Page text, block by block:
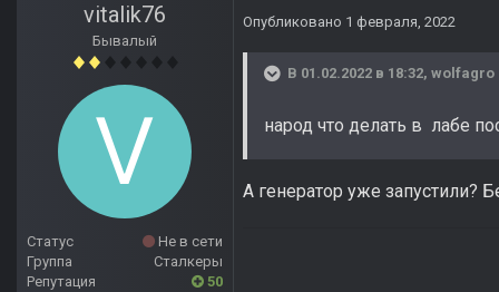
vitalik76
Бывалый
Статус
Не в сети
Группа
Сталкеры
Репутация
50
Опубликовано 1 февраля, 2022
В 01.02.2022 в 18:32, wolfagro
народ что делать в лабе
А генератор уже запустили?